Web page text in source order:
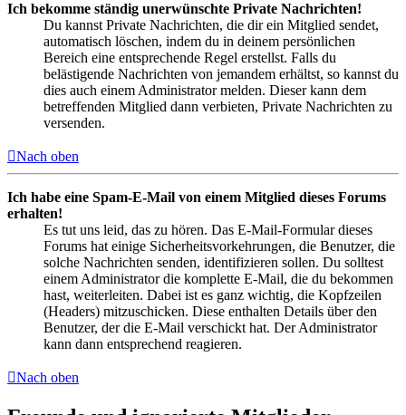
Ich bekomme ständig unerwünschte Private Nachrichten!
Du kannst Private Nachrichten, die dir ein Mitglied sendet,
automatisch löschen, indem du in deinem persönlichen
Bereich eine entsprechende Regel erstellst. Falls du
belästigende Nachrichten von jemandem erhältst, so kannst du
dies auch einem Administrator melden. Dieser kann dem
betreffenden Mitglied dann verbieten, Private Nachrichten zu
versenden.
Nach oben
Ich habe eine Spam-E-Mail von einem Mitglied dieses Forums
erhalten!
Es tut uns leid, das zu hören. Das E-Mail-Formular dieses
Forums hat einige Sicherheitsvorkehrungen, die Benutzer, die
solche Nachrichten senden, identifizieren sollen. Du solltest
einem Administrator die komplette E-Mail, die du bekommen
hast, weiterleiten. Dabei ist es ganz wichtig, die Kopfzeilen
(Headers) mitzuschicken. Diese enthalten Details über den
Benutzer, der die E-Mail verschickt hat. Der Administrator
kann dann entsprechend reagieren.
Nach oben